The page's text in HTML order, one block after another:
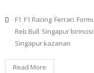
F1 F1 Racing Ferrari
Reb Bull Singapur birincisi
Singapur kazanan
Read More